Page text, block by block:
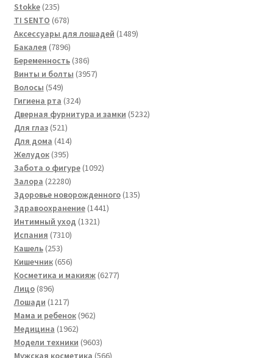
товар
Stokke 235235
товаров
TI SENTO 678678
товаров
Аксессуары для лошадей 14891489
Бакалея 78967896
товаров
Беременность 386386
товаров
Винты и болты 39573957
Волосы 549549
товаров
Гигиена рта 324324
товара
Дверная фурнитура и замки 52325232
Для глаз 521521
товар
Для дома 414414
Желудок 395395
товаров
Забота о фигуре 10921092
Залора 2228022280
товаров
Здоровье новорожденного 135135
Здравоохранение 14411441
Интимный уход 13211321
Испания 73107310
Кашель 253253
товара
Кишечник 656656
товаров
Косметика и макияж 62776277
Лицо 896896
товаров
Лошади 12171217
товаров
Мама и ребенок 962962
Медицина 19621962
товара
Модели техники 96039603
товара
Мужская косметика 566566